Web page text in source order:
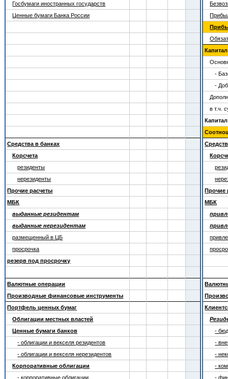
Госбумаги иностранных государств
Ценные бумаги Банка России
Средства в банках
Корсчета
резиденты
нерезиденты
Прочие расчеты
МБК
выданные резидентам
выданные нерезидентам
размещенный в ЦБ
просрочка
резерв под просрочку
Валютные операции
Производные финансовые инструменты
Портфель ценных бумаг
Облигации местных властей
Ценные бумаги банков
- облигации и векселя резидентов
- облигации и векселя нерезидентов
Корпоративные облигации
- корпоративные облигации
-
-
в т.ч.
Прочие
МБК
-
-
-
-
-